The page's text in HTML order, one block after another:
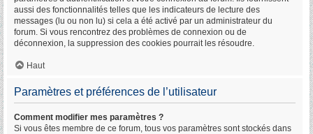
aussi des fonctionnalités telles que les indicateurs de lecture des
messages (lu ou non lu) si cela a été activé par un administrateur du
forum. Si vous rencontrez des problèmes de connexion ou de
déconnexion, la suppression des cookies pourrait les résoudre.
Haut
Paramètres et préférences de l’utilisateur
Comment modifier mes paramètres ?
Si vous êtes membre de ce forum, tous vos paramètres sont stockés dans